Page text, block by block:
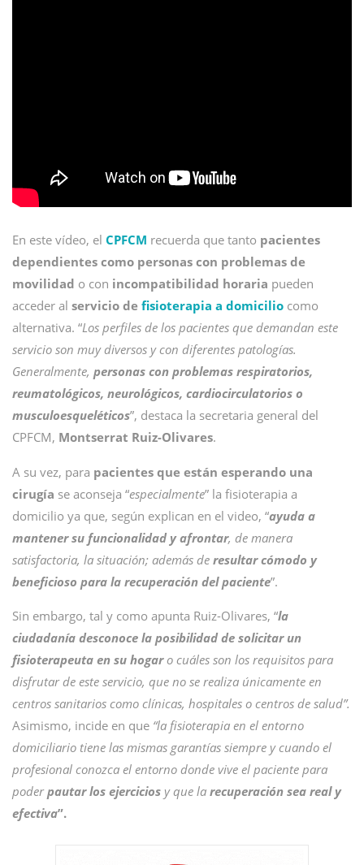
En este vídeo, el CPFCM recuerda que tanto pacientes
dependientes como personas con problemas de
movilidad o con incompatibilidad horaria pueden
acceder al servicio de fisioterapia a domicilio como
alternativa. “Los perfiles de los pacientes que demandan este
servicio son muy diversos y con diferentes patologías.
Generalmente, personas con problemas respiratorios,
reumatológicos, neurológicos, cardiocirculatorios o
musculoesqueléticos”, destaca la secretaria general del
CPFCM, Montserrat Ruiz-Olivares.
A su vez, para pacientes que están esperando una
cirugía se aconseja “especialmente” la fisioterapia a
domicilio ya que, según explican en el video, “ayuda a
mantener su funcionalidad y afrontar, de manera
satisfactoria, la situación; además de resultar cómodo y
beneficioso para la recuperación del paciente”.
Sin embargo, tal y como apunta Ruiz-Olivares, “la
ciudadanía desconoce la posibilidad de solicitar un
fisioterapeuta en su hogaro cuáles son los requisitos para
disfrutar de este servicio, que no se realiza únicamente en
centros sanitarios como clínicas, hospitales o centros de salud”.
Asimismo, incide en que “la fisioterapia en el entorno
domiciliario tiene las mismas garantías siempre y cuando el
profesional conozca el entorno donde vive el paciente para
poderpautar los ejercicios y que la recuperación sea real y
efectiva”.